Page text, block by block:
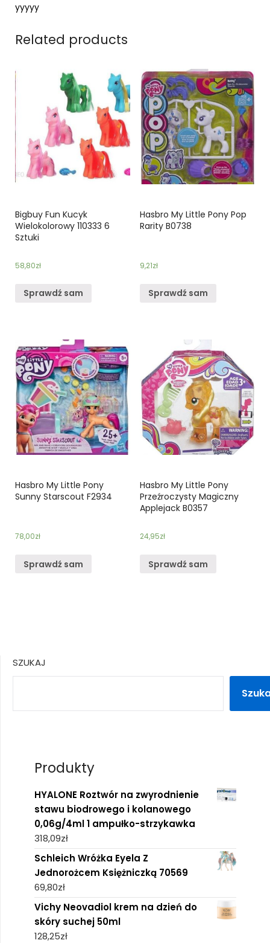
yyyyy
Related products
Bigbuy Fun Kucyk
Wielokolorowy 110333 6
Sztuki
58,80zł
Sprawdź sam
Hasbro My Little Pony Pop
Rarity B0738
9,21zł
Sprawdź sam
Hasbro My Little Pony
Sunny Starscout F2934
78,00zł
Sprawdź sam
Hasbro My Little Pony
Przeźroczysty Magiczny
Applejack B0357
24,95zł
Sprawdź sam
SZUKAJ
Produkty
HYALONE Roztwór na zwyrodnienie
stawu biodrowego i kolanowego
0,06g/4ml 1 ampułko-strzykawka
318,09zł
Schleich Wróżka Eyela Z
Jednorożcem Księżniczką 70569
69,80zł
Vichy Neovadiol krem na dzień do
skóry suchej 50ml
128,25zł